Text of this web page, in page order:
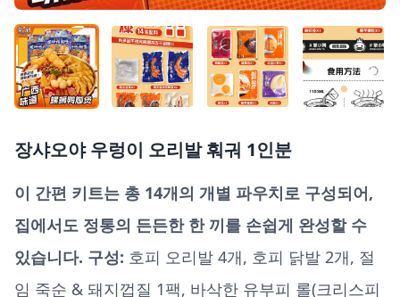
장샤오야 우렁이 오리발 훠궈 1인분
이 간편 키트는 총 14개의 개별 파우치로 구성되어,
집에서도 정통의 든든한 한 끼를 손쉽게 완성할 수
있습니다. 구성: 호피 오리발 4개, 호피 닭발 2개, 절
임 죽순 & 돼지껍질 1팩, 바삭한 유부피 롤(크리스피